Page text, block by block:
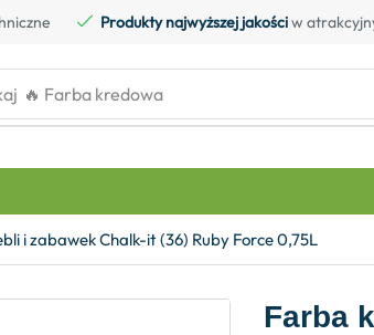
Produkty najwyższej jakościw
🔥 Farba kredowa
i zabawek Chalk-it (36) Ruby Force 0,75L
Farba